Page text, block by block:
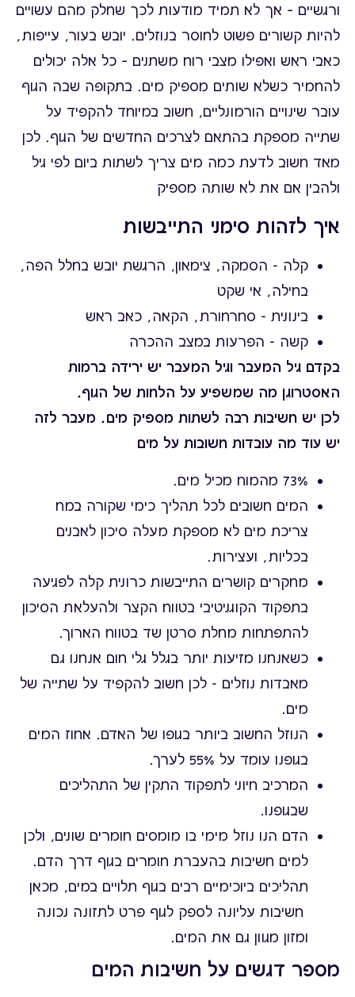
ורגשיים – אך לא תמיד מודעות לכך שחלק מהם עשויים
להיות קשורים פשוט לחוסר בנוזלים. יובש בעור, עייפות,
כאבי ראש ואפילו מצבי רוח משתנים – כל אלה יכולים
להחמיר כשלא שותים מספיק מים. בתקופה שבה הגוף
עובר שינויים הורמונליים, חשוב במיוחד להקפיד על
שתייה מספקת בהתאם לצרכים החדשים של הגוף. לכן
מאד חשוב לדעת כמה מים צריך לשתות ביום לפי גיל
ולהבין אם את לא שותה מספיק
איך לזהות סימני התייבשות
קלה - הסמקה, צימאון, הרגשת יובש בחלל הפה,
בחילה, אי שקט
בינונית - סחרחורת, הקאה, כאב ראש
קשה - הפרעות במצב ההכרה
בקדם גיל המעבר וגיל המעבר יש ירידה ברמות
האסטרוגן מה שמשפיע על הלחות של הגוף.
לכן יש חשיבות רבה לשתות מספיק מים. מעבר לזה
יש עוד מה עובדות חשובות על מים
73% מהמוח מכיל מים.
המים חשובים לכל תהליך כימי שקורה במח
צריכת מים לא מספקת מעלה סיכון לאבנים
בכליות, ועצירות.
מחקרים קושרים התייבשות כרונית קלה לפגיעה
בתפקוד הקוגניטיבי בטווח הקצר ולהעלאת הסיכון
להתפתחות מחלת סרטן שד בטווח הארוך.
כשאנחנו מזיעות יותר בגלל גלי חום אנחנו גם
מאבדות נוזלים - לכן חשוב להקפיד על שתייה של
מים.
הנוזל החשוב ביותר בגופו של האדם. אחוז המים
בגופנו עומד על 55% לערך.
המרכיב חיוני לתפקוד התקין של התהליכים
שבגופנו.
הדם הנו נוזל מימי בו מומסים חומרים שונים, ולכן
למים חשיבות בהעברת חומרים בגוף דרך הדם.
תהליכים ביוכימיים רבים בגוף תלויים במים, מכאן
חשיבות עליונה לספק לגוף פרט לתזונה נכונה
ומזון מגוון גם את המים.
מספר דגשים על חשיבות המים